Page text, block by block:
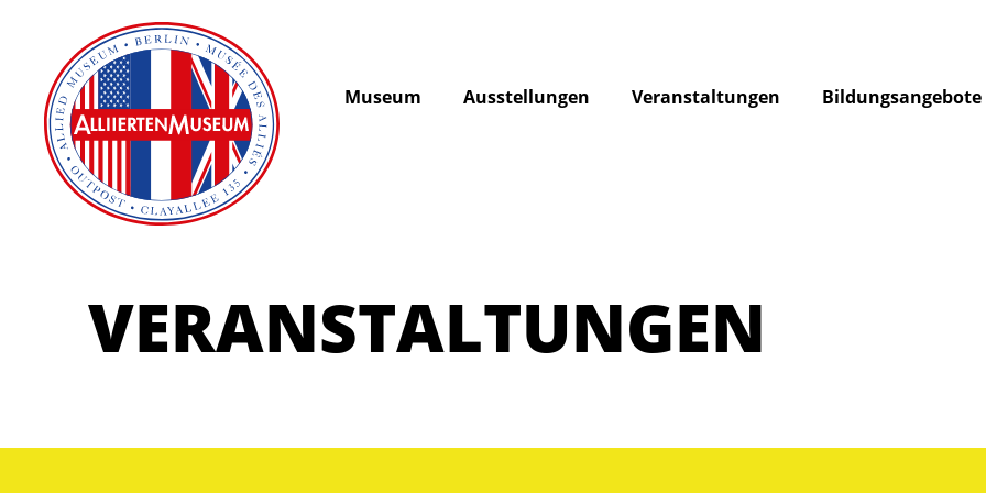
Museum Ausstellungen Veranstaltungen Bildungsangebote
VERANSTALTUNGEN